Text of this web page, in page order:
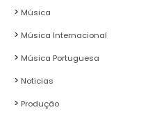
Música
Música Internacional
Música Portuguesa
Noticias
Produção